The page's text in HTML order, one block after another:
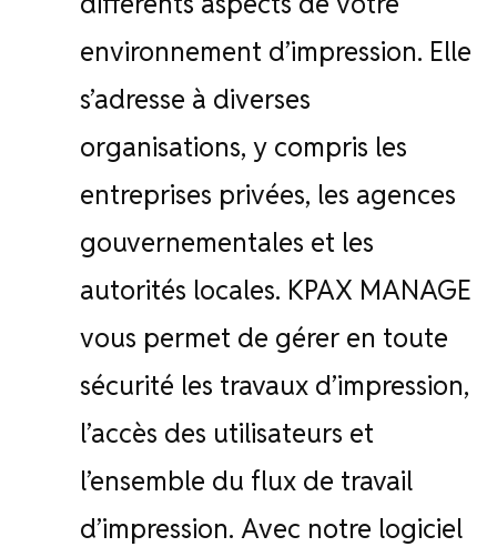
environnement d’impression. Elle
s’adresse à diverses
organisations, y compris les
entreprises privées, les agences
gouvernementales et les
autorités locales. KPAX MANAGE
vous permet de gérer en toute
sécurité les travaux d’impression,
l’accès des utilisateurs et
l’ensemble du flux de travail
d’impression. Avec notre logiciel